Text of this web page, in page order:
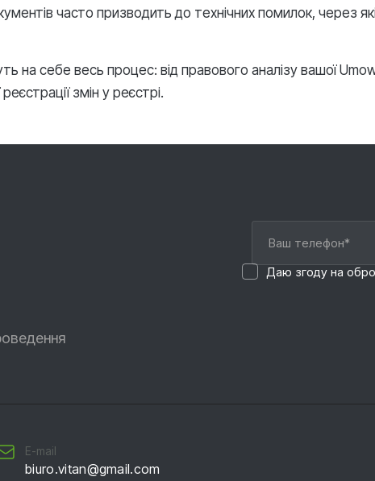
часто призводить до технічних помилок, через
на себе весь процес: від правового аналізу вашої
змін у реєстрі.
Даю згоду на
E-mail
biuro.vitan@gmail.com